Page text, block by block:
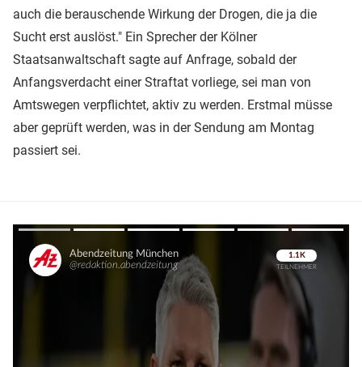
auch die berauschende Wirkung der Drogen, die ja die
Sucht erst auslöst." Ein Sprecher der Kölner
Staatsanwaltschaft sagte auf Anfrage, sobald der
Anfangsverdacht einer Straftat vorliege, sei man von
Amtswegen verpflichtet, aktiv zu werden. Erstmal müsse
aber geprüft werden, was in der Sendung am Montag
passiert sei.
Überspringen